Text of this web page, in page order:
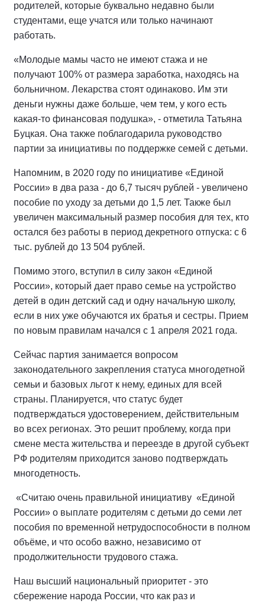
родителей, которые буквально недавно были
студентами, еще учатся или только начинают
работать.
«Молодые мамы часто не имеют стажа и не
получают 100% от размера заработка, находясь на
больничном. Лекарства стоят одинаково. Им эти
деньги нужны даже больше, чем тем, у кого есть
какая-то финансовая подушка», - отметила Татьяна
Буцкая. Она также поблагодарила руководство
партии за инициативы по поддержке семей с детьми.
Напомним, в 2020 году по инициативе «Единой
России» в два раза - до 6,7 тысяч рублей - увеличено
пособие по уходу за детьми до 1,5 лет. Также был
увеличен максимальный размер пособия для тех, кто
остался без работы в период декретного отпуска: с 6
тыс. рублей до 13 504 рублей.
Помимо этого, вступил в силу закон «Единой
России», который дает право семье на устройство
детей в один детский сад и одну начальную школу,
если в них уже обучаются их братья и сестры. Прием
по новым правилам начался с 1 апреля 2021 года.
Сейчас партия занимается вопросом
законодательного закрепления статуса многодетной
семьи и базовых льгот к нему, единых для всей
страны. Планируется, что статус будет
подтверждаться удостоверением, действительным
во всех регионах. Это решит проблему, когда при
смене места жительства и переезде в другой субъект
РФ родителям приходится заново подтверждать
многодетность.
«Считаю очень правильной инициативу «Единой
России» о выплате родителям с детьми до семи лет
пособия по временной нетрудоспособности в полном
объёме, и что особо важно, независимо от
продолжительности трудового стажа.
Наш высший национальный приоритет - это
сбережение народа России, что как раз и